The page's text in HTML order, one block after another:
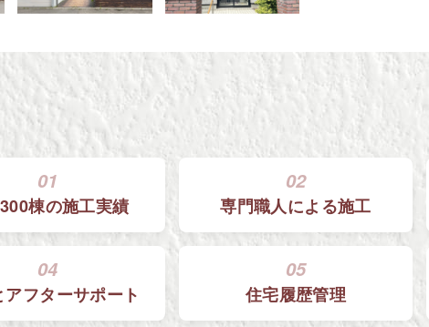
01
棟の施工実績
02
専門職人による施工
04
アフターサポート
05
住宅履歴管理